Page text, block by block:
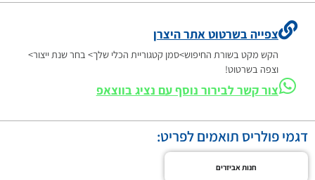
צפייה בשרטוט אתר היצרן
הקש מקט בשורת החיפוש>סמן קטגוריית הכלי שלך> בחר שנת ייצור>
וצפה בשרטוט!
צור קשר לבירור נוסף עם נציג בווצאפ
דגמי פולריס תואמים לפריט:
חנות אביזרים